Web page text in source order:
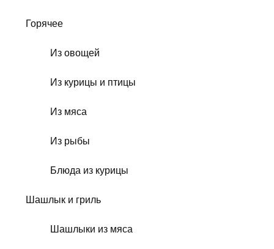
Горячее
Из овощей
Из курицы и птицы
Из мяса
Из рыбы
Блюда из курицы
Шашлык и гриль
Шашлыки из мяса